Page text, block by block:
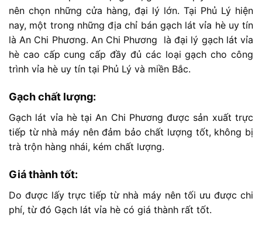
nên chọn những cửa hàng, đại lý lớn. Tại Phủ Lý hiện
nay, một trong những địa chỉ bán gạch lát vỉa hè uy tín
là An Chi Phương. An Chi Phương là đại lý gạch lát vỉa
hè cao cấp cung cấp đầy đủ các loại gạch cho công
trình vỉa hè uy tín tại Phủ Lý và miền Bắc.
Gạch chất lượng:
Gạch lát vỉa hè tại An Chi Phương được sản xuất trực
tiếp từ nhà máy nên đảm bảo chất lượng tốt, không bị
trà trộn hàng nhái, kém chất lượng.
Giá thành tốt:
Do được lấy trực tiếp từ nhà máy nên tối ưu được chi
phí, từ đó Gạch lát vỉa hè có giá thành rất tốt.